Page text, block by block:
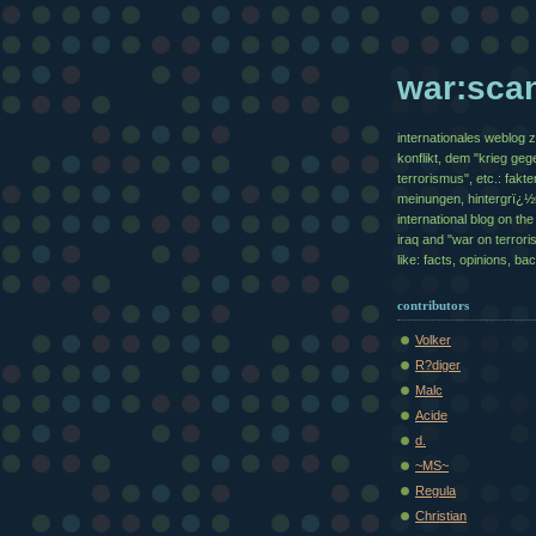
internationales weblog
konflikt, dem "krieg
terrorismus", etc.:
meinungen,
international blog on
iraq and "war on
like: facts, opinions,
contributors
Volker
R?diger
Malc
Acide
d.
~MS~
Regula
Christian